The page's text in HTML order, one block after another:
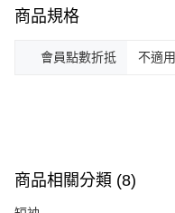
商品規格
會員點數折抵 不適用
商品相關分類 (8)